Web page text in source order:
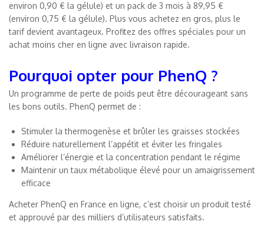
environ 0,90 € la gélule) et un pack de 3 mois à 89,95 €
(environ 0,75 € la gélule). Plus vous achetez en gros, plus le
tarif devient avantageux. Profitez des offres spéciales pour un
achat moins cher en ligne avec livraison rapide.
Pourquoi opter pour PhenQ ?
Un programme de perte de poids peut être décourageant sans
les bons outils. PhenQ permet de :
Stimuler la thermogenèse et brûler les graisses stockées
Réduire naturellement l’appétit et éviter les fringales
Améliorer l’énergie et la concentration pendant le régime
Maintenir un taux métabolique élevé pour un amaigrissement
efficace
Acheter PhenQ en France en ligne, c’est choisir un produit testé
et approuvé par des milliers d’utilisateurs satisfaits.